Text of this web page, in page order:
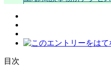
目次